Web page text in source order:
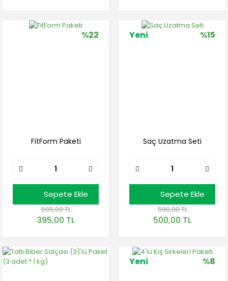
%22
FitForm Paketi
Sepete Ekle
505,00 TL
395,00 TL
%15
Yeni
Saç Uzatma Seti
Sepete Ekle
590,00 TL
500,00 TL
%8
Yeni